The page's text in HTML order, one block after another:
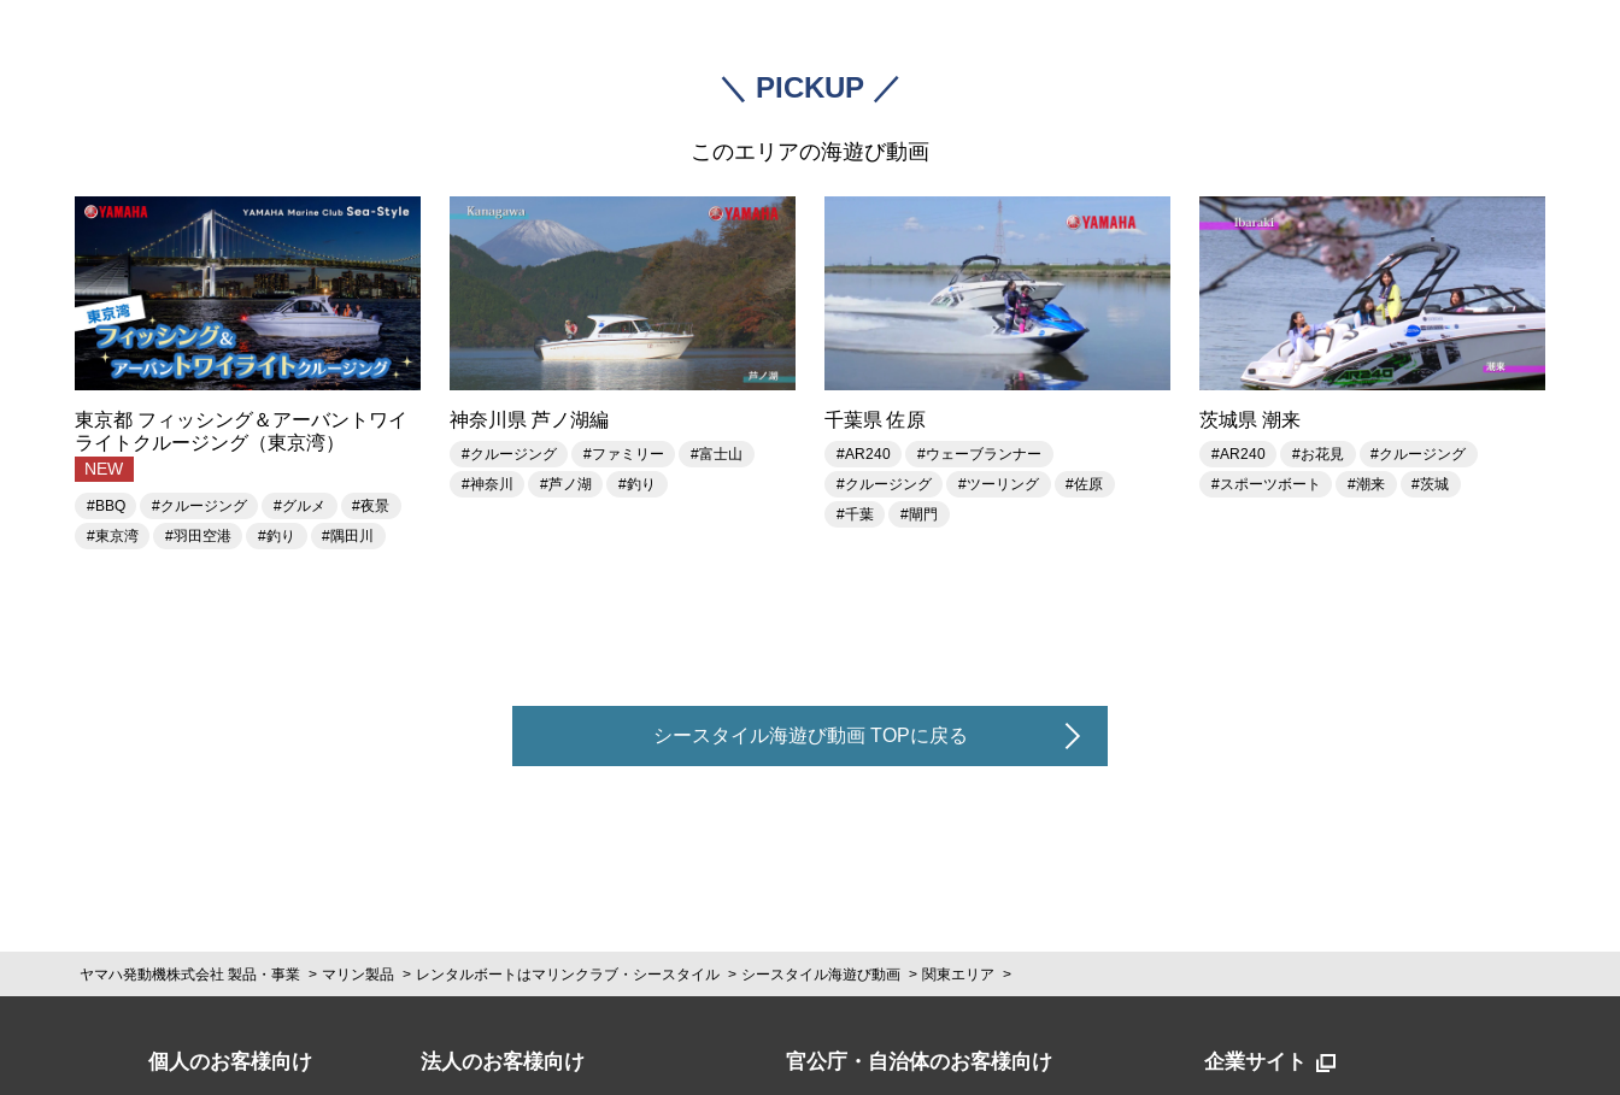
＼ PICKUP ／
このエリアの海遊び動画
東京都 フィッシング＆アーバントワイ
ライトクルージング（東京湾）
NEW
#BBQ #クルージング #グルメ
#夜景
#東京湾
#羽田空港 #釣り #隅田川
神奈川県 芦ノ湖編
#クルージング #ファミリー
#富士山
#神奈川
#芦ノ湖 #釣り
千葉県 佐原
#AR240
#ウェーブランナー
#クルージング
#ツーリング
#佐原
#千葉
#閘門
茨城県 潮来
#AR240 #お花見
#クルージング
#スポーツボート
#潮来 #茨城
シースタイル海遊び動画 TOPに戻る
ヤマハ発動機株式会社 製品・事業 マリン製品 レンタルボートはマリンクラブ・シースタイル シースタイル海遊び動画 関東エリア
個人のお客様向け 法人のお客様向け 官公庁・自治体のお客様向け 企業サイト